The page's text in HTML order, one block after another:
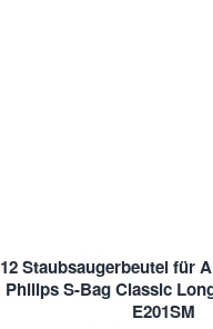
12 Staubsaugerbeutel für
Philips S-Bag Classic
E201SM